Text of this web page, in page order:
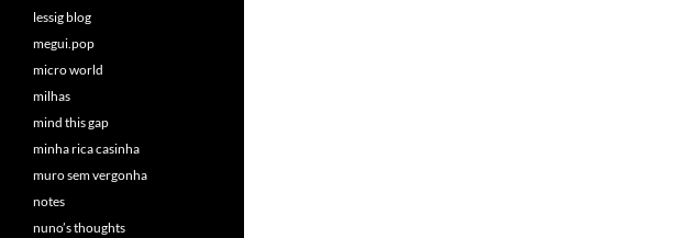
lessig blog
megui.pop
micro world
milhas
mind this gap
minha rica casinha
muro sem vergonha
notes
nuno’s thoughts